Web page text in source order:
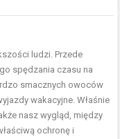
ludzi. Przede
spędzania czasu na
smacznych owoców
wakacyjne. Właśnie
nasz wygląd, między
ochronę i